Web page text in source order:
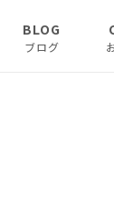
BLOG
ブログ